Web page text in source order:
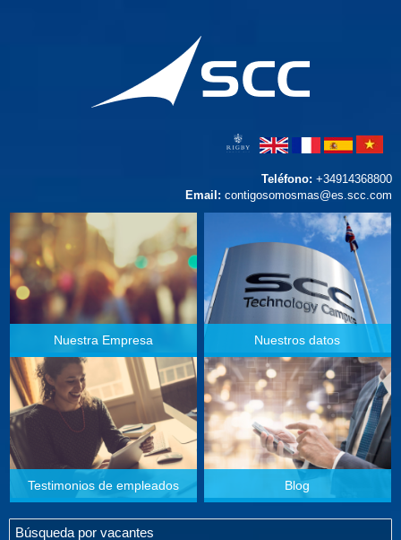
Teléfono: +34914368800
Email: contigosomosmas@es.scc.com
Nuestra Empresa Nuestros datos
Testimonios de empleados Blog